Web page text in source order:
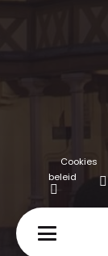
Cookies
beleid